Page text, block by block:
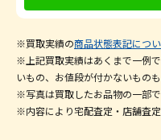
※買取実績の商品状態表記につ
※上記買取実績はあくまで一例
いもの、お値段が付かないもの
※写真は買取したお品物の一部で
※内容により宅配査定・店舗査